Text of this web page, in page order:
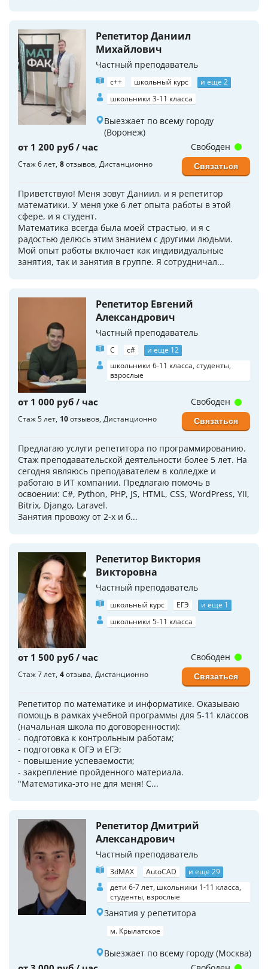
Репетитор Даниил
Михайлович
Частный преподаватель
c++ школьный курс
и еще 2
школьники 3-11 класса
Выезжает по всему городу
(Воронеж)
от 1 200 руб / час
Стаж 6 лет 8отзывов Дистанционно
Приветствую! Меня зовут Даниил, и я репетитор
математики. У меня уже 6 лет опыта работы в этой
сфере, и я студент.
Математика всегда была моей страстью, и я с
радостью делюсь этим знанием с другими людьми.
Мой опыт работы включает как индивидуальные
занятия, так и занятия в группе. Я сотрудничал...
Свободен
Связаться
Репетитор Евгений
Александрович
Частный преподаватель
C c#
и еще 12
школьники 6-11 класса, студенты,
взрослые
от 1 000 руб / час
Стаж 5 лет 10отзывов Дистанционно
Предлагаю услуги репетитора по программированию.
Стаж преподавательской деятельности более 5 лет. На
сегодня являюсь преподавателем в колледже и
работаю в ИТ компании. Предлагаю помочь в
освоении: C#, Python, PHP, JS, HTML, CSS, WordPress, YII,
Bitrix, Django, Laravel.
Занятия провожу от 2-х и б...
Свободен
Связаться
Репетитор Виктория
Викторовна
Частный преподаватель
школьный курс ЕГЭ
и еще 1
школьники 5-11 класса
от 1 500 руб / час
Стаж 7 лет 4отзыва Дистанционно
Репетитор по математике и информатике. Оказываю
помощь в рамках учебной программы для 5-11 классов
(начальная школа по договоренности):
- подготовка к контрольным работам;
- подготовка к ОГЭ и ЕГЭ;
- повышение успеваемости;
- закрепление пройденного материала.
"Математика-это не для меня! С...
Свободен
Связаться
Репетитор Дмитрий
Александрович
Частный преподаватель
3dMAX AutoCAD
и еще 29
дети 6-7 лет, школьники 1-11 класса,
студенты, взрослые
Занятия у репетитора
м. Крылатское
Выезжает по всему городу (Москва)